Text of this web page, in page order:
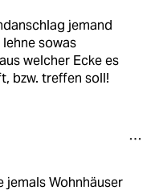
jemand
sowas
welcher Ecke es
bzw. treffen soll!
jemals Wohnhäuser